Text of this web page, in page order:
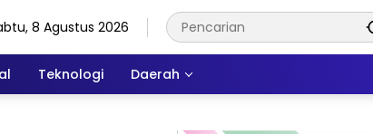
8 Agustus 2026
Teknologi Daerah